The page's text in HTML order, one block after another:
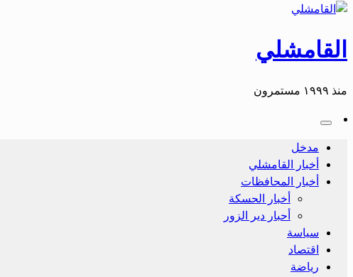
القامشلي
منذ ١٩٩٩ مستمرون
مدخل
أخبار القامشلي
أخبار المحافظات
أخبار الحسكة
أحبار دير الزور
سياسة
اقتصاد
رياضة